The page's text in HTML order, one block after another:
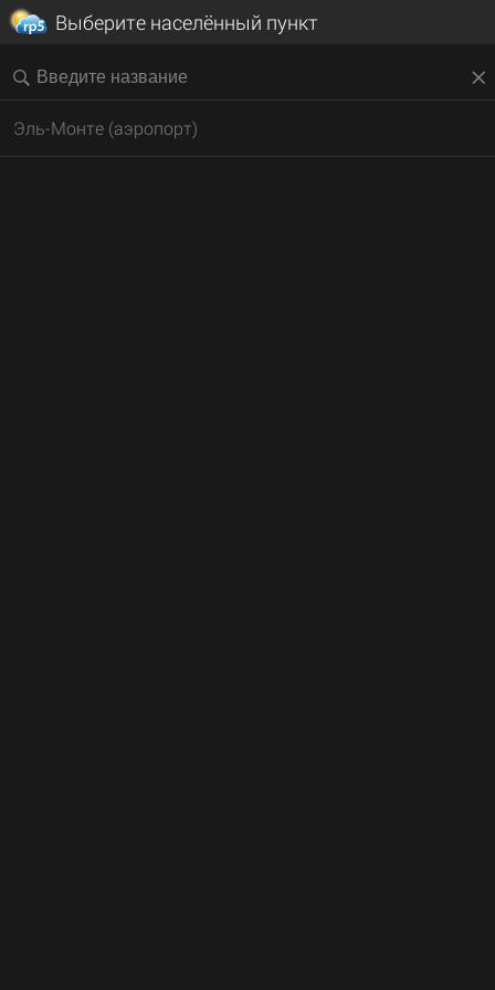
Выберите населённый пункт
Эль-Монте (аэропорт)